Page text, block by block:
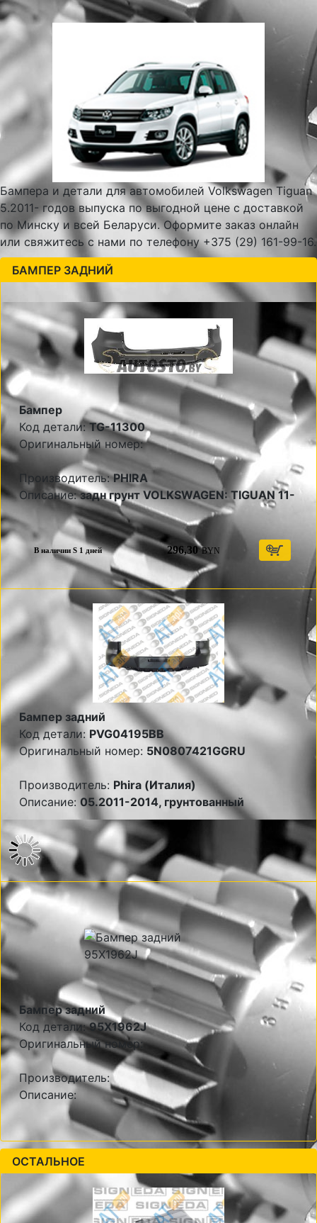
Бампера и детали для автомобилей Volkswagen Tiguan
5.2011- годов выпуска по выгодной цене с доставкой
по Минску и всей Беларуси. Оформите заказ онлайн
или свяжитесь с нами по телефону +375 (29) 161-99-16.
БАМПЕР ЗАДНИЙ
Бампер
Код детали:TG-11300
Оригинальный номер:
Производитель:PHIRA
Описание:задн грунт VOLKSWAGEN: TIGUAN 11-
В наличии S 1 дней 296,30 BYN
Бампер задний
Код детали: PVG04195BB
Оригинальный номер: 5N0807421GGRU
Производитель: Phira (Италия)
Описание: 05.2011-2014, грунтованный
Бампер задний
Код детали:95X1962J
Оригинальный номер:
Производитель:
Описание:
ОСТАЛЬНОЕ